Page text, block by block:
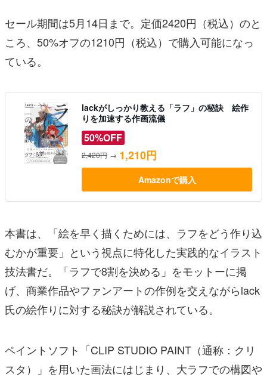
セール期間は5月14日まで。定価2420円（税込）のと
ころ、50%オフの1210円（税込）で購入可能になっ
ている。
lackがしっかり教える「ラフ」の秘訣 絵作
りを加速する作画流儀
50%OFF
2,420円 → 1,210円
Amazonで購入
本書は、「絵を早く描くためには、ラフをどう作り込
むかが重要」という視点に特化した実践的なイラスト
技法書だ。「ラフで8割を決める」をモットーに掲
げ、商業作品やファンアートの作例を交えながらlack
氏の絵作りに対する秘訣が解説されている。
ペイントソフト「CLIP STUDIO PAINT（通称：クリ
スタ）」を用いた画法にはじまり、大ラフでの構図や